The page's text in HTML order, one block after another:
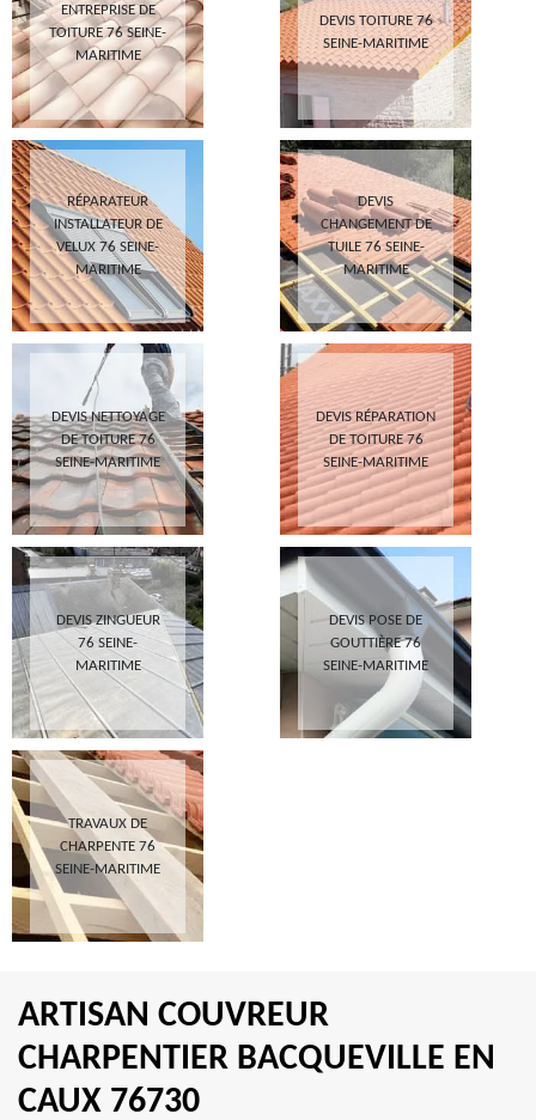
ENTREPRISE DE
TOITURE 76 SEINE-
MARITIME
DEVIS TOITURE 76
SEINE-MARITIME
RÉPARATEUR
INSTALLATEUR DE
VELUX 76 SEINE-
MARITIME
DEVIS
CHANGEMENT DE
TUILE 76 SEINE-
MARITIME
DEVIS NETTOYAGE
DE TOITURE 76
SEINE-MARITIME
DEVIS RÉPARATION
DE TOITURE 76
SEINE-MARITIME
DEVIS ZINGUEUR
76 SEINE-
MARITIME
DEVIS POSE DE
GOUTTIÈRE 76
SEINE-MARITIME
TRAVAUX DE
CHARPENTE 76
SEINE-MARITIME
ARTISAN COUVREUR
CHARPENTIER BACQUEVILLE EN
CAUX 76730